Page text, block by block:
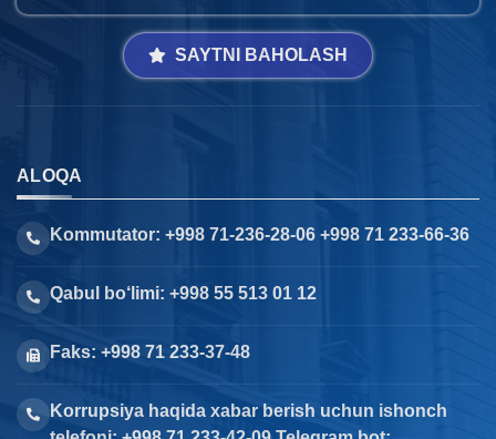
SAYTNI BAHOLASH
ALOQA
Kommutator: +998 71-236-28-06 +998 71 233-66-36
Qabul bo‘limi: +998 55 513 01 12
Faks: +998 71 233-37-48
Korrupsiya haqida xabar berish uchun ishonch